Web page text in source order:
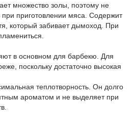
множество золы, поэтому не
приготовлении мяса. Содержит
который забивает дымоход. При
в основном для барбекю. Для
поскольку достаточно высокая
теплотворность. Он долго
ароматом и не выделяет при